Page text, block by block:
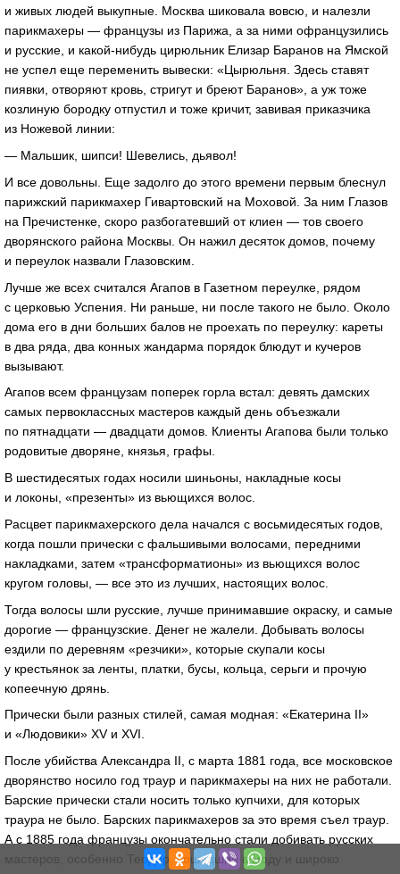
и живых людей выкупные. Москва шиковала вовсю, и налезли
парикмахеры — французы из Парижа, а за ними офранцузились
и русские, и какой-нибудь цирюльник Елизар Баранов на Ямской
не успел еще переменить вывески: «Цырюльня. Здесь ставят
пиявки, отворяют кровь, стригут и бреют Баранов», а уж тоже
козлиную бородку отпустил и тоже кричит, завивая приказчика
из Ножевой линии:
— Мальшик, шипси! Шевелись, дьявол!
И все довольны. Еще задолго до этого времени первым блеснул
парижский парикмахер Гивартовский на Моховой. За ним Глазов
на Пречистенке, скоро разбогатевший от клиен — тов своего
дворянского района Москвы. Он нажил десяток домов, почему
и переулок назвали Глазовским.
Лучше же всех считался Агапов в Газетном переулке, рядом
с церковью Успения. Ни раньше, ни после такого не было. Около
дома его в дни больших балов не проехать по переулку: кареты
в два ряда, два конных жандарма порядок блюдут и кучеров
вызывают.
Агапов всем французам поперек горла встал: девять дамских
самых первоклассных мастеров каждый день объезжали
по пятнадцати — двадцати домов. Клиенты Агапова были только
родовитые дворяне, князья, графы.
В шестидесятых годах носили шиньоны, накладные косы
и локоны, «презенты» из вьющихся волос.
Расцвет парикмахерского дела начался с восьмидесятых годов,
когда пошли прически с фальшивыми волосами, передними
накладками, затем «трансформатионы» из вьющихся волос
кругом головы, — все это из лучших, настоящих волос.
Тогда волосы шли русские, лучше принимавшие окраску, и самые
дорогие — французские. Денег не жалели. Добывать волосы
ездили по деревням «резчики», которые скупали косы
у крестьянок за ленты, платки, бусы, кольца, серьги и прочую
копеечную дрянь.
Прически были разных стилей, самая модная: «Екатерина II»
и «Людовики» XV и XVI.
После убийства Александра II, с марта 1881 года, все московское
дворянство носило год траур и парикмахеры на них не работали.
Барские прически стали носить только купчихи, для которых
траура не было. Барских парикмахеров за это время съел траур.
А с 1885 года французы окончательно стали добивать русских
мастеров, особенно Теодор, вошедший в моду и широко